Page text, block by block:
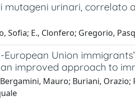
mutageni urinari, correlato
Sofia; E., Clonfero; Gregorio,
European Union
improved approach to
Mauro; Buriani,